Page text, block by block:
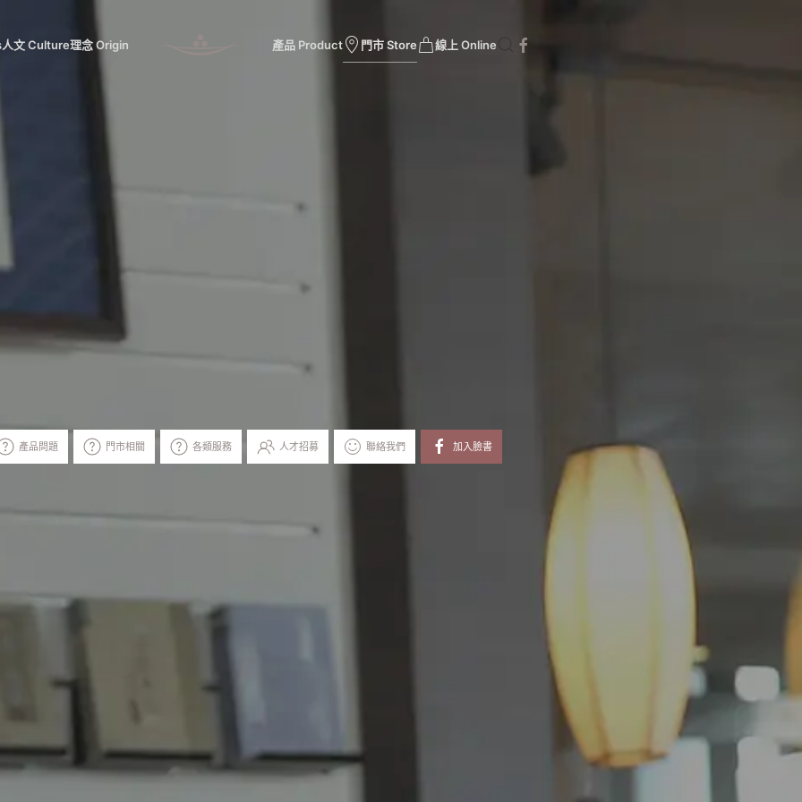
理念 Origin 產品 Product 門市 Store 線上 Online
產品問題 門市相關 各類服務 人才招募 聯絡我們 加入臉書